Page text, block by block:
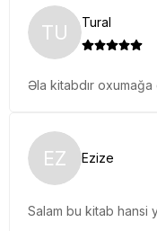
TU Tural
Əla kitabdır oxumağa
EZ Ezize
Salam bu kitab hansi